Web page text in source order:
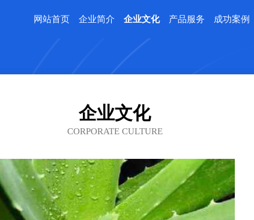
网站首页 企业简介 企业文化 产品服务 成功案例
企业文化
CORPORATE CULTURE